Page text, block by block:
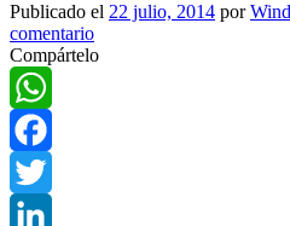
Publicado el 22 julio, 2014 por
comentario
Compártelo
WhatsApp
Facebook
Twitter